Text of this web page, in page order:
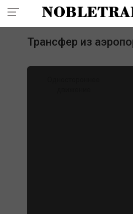
+41 7860
Трансфер из